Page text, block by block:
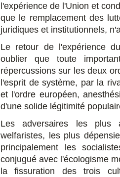
l'expérience de l'Union et
que le remplacement des
juridiques et institutionnels,
Le retour de l'expérience
oublier que toute
répercussions sur les deux
l'esprit de système, par la
et l'ordre européen,
d'une solide légitimité
Les adversaires les plus
welfaristes, les plus
principalement les
conjugué avec l'écologisme
la fissuration des trois